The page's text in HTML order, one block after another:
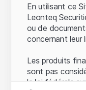
En utilisant ce
Leonteq
ou de
concernant leur
Les produits
sont pas
la loi fédérale